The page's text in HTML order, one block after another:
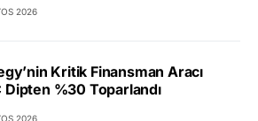
2026
Kritik Finansman Aracı
Dipten %30 Toparlandı
2026